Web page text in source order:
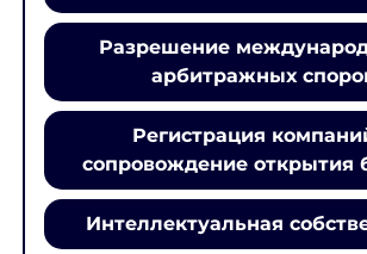
Разрешение
арбитражных
Регистрация
сопровождение открытия
Интеллектуальная